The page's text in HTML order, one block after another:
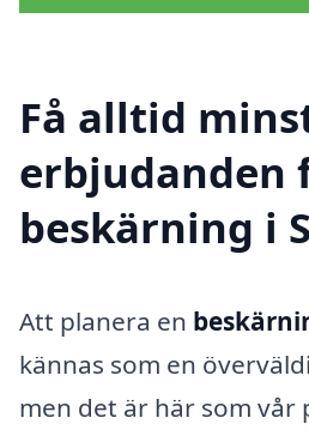
Få alltid
erbjudanden
beskärning i
Att planera en
kännas som en
men det är här som vår